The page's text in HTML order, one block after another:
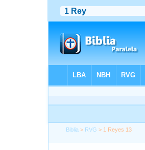
Biblia > RVG > 1 Reyes 13